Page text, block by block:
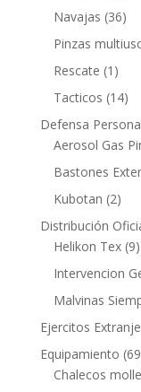
Navajas (36)
Pinzas
Rescate (1)
Tacticos (14)
Defensa
Aerosol Gas
Bastones
Kubotan (2)
Distribución
Helikon Tex (9)
Intervencion
Malvinas
Ejercitos
Equipamiento
Chalecos molle